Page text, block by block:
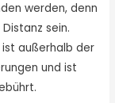
werden, denn
sein.
ist außerhalb der
und ist